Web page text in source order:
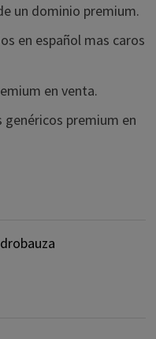
un dominio premium.
en español mas caros
en venta.
genéricos premium en